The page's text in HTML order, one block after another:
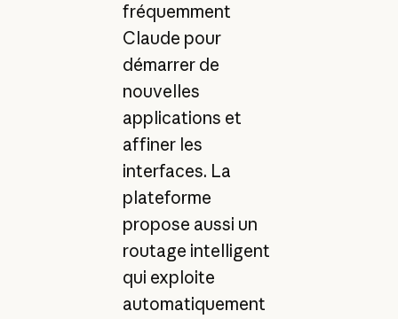
fréquemment
Claude pour
démarrer de
nouvelles
applications et
affiner les
interfaces. La
plateforme
propose aussi un
routage intelligent
qui exploite
automatiquement